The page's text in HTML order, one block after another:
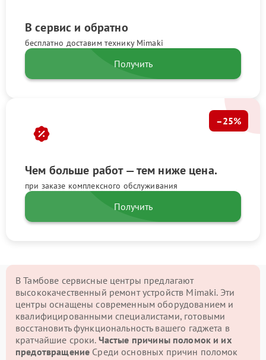
В сервис и обратно
бесплатно доставим технику Mimaki
Получить
Чем больше работ — тем ниже цена.
при заказе комплексного обслуживания
–25%
Получить
В Тамбове сервисные центры предлагают
высококачественный ремонт устройств Mimaki. Эти
центры оснащены современным оборудованием и
квалифицированными специалистами, готовыми
восстановить функциональность вашего гаджета в
кратчайшие сроки. Частые причины поломок и их
предотвращение Среди основных причин поломок